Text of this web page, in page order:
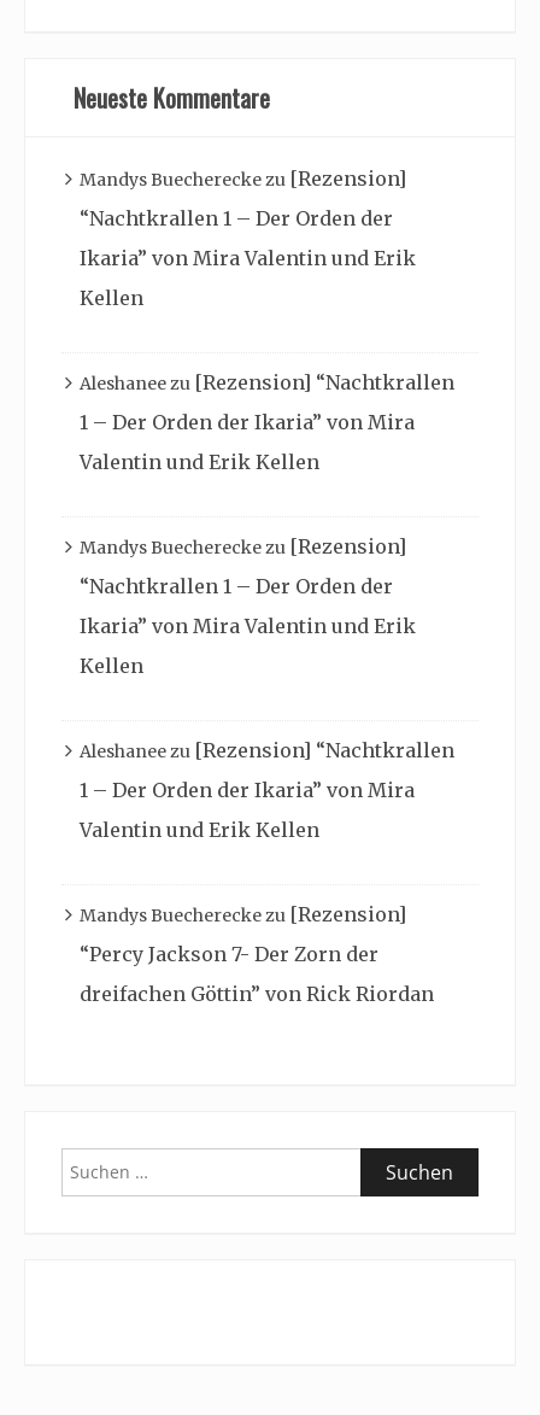
Neueste Kommentare
Mandys Buechereckezu [Rezension]
“Nachtkrallen 1 – Der Orden der
Ikaria” von Mira Valentin und Erik
Kellen
Aleshaneezu [Rezension] “Nachtkrallen
1 – Der Orden der Ikaria” von Mira
Valentin und Erik Kellen
Mandys Buechereckezu [Rezension]
“Nachtkrallen 1 – Der Orden der
Ikaria” von Mira Valentin und Erik
Kellen
Aleshaneezu [Rezension] “Nachtkrallen
1 – Der Orden der Ikaria” von Mira
Valentin und Erik Kellen
Mandys Buechereckezu [Rezension]
“Percy Jackson 7- Der Zorn der
dreifachen Göttin” von Rick Riordan
Suchen
nach: